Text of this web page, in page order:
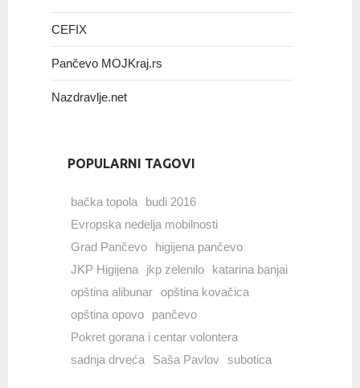
CEFIX
Pančevo MOJKraj.rs
Nazdravlje.net
POPULARNI TAGOVI
bačka topola
budi 2016
Evropska nedelja mobilnosti
Grad Pančevo
higijena pančevo
JKP Higijena
jkp zelenilo
katarina banjai
opština alibunar opština kovačica
opština opovo
pančevo
Pokret gorana i centar volontera
sadnja drveća
Saša Pavlov subotica